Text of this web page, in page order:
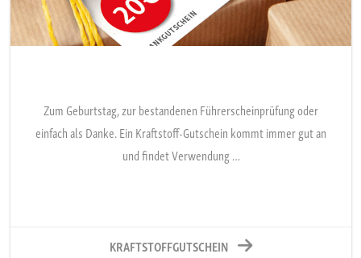
Zum Geburtstag, zur bestandenen Führerscheinprüfung oder
einfach als Danke. Ein Kraftstoff-Gutschein kommt immer gut an
und findet Verwendung …
KRAFTSTOFFGUTSCHEIN